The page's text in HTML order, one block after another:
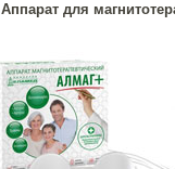
Аппарат для